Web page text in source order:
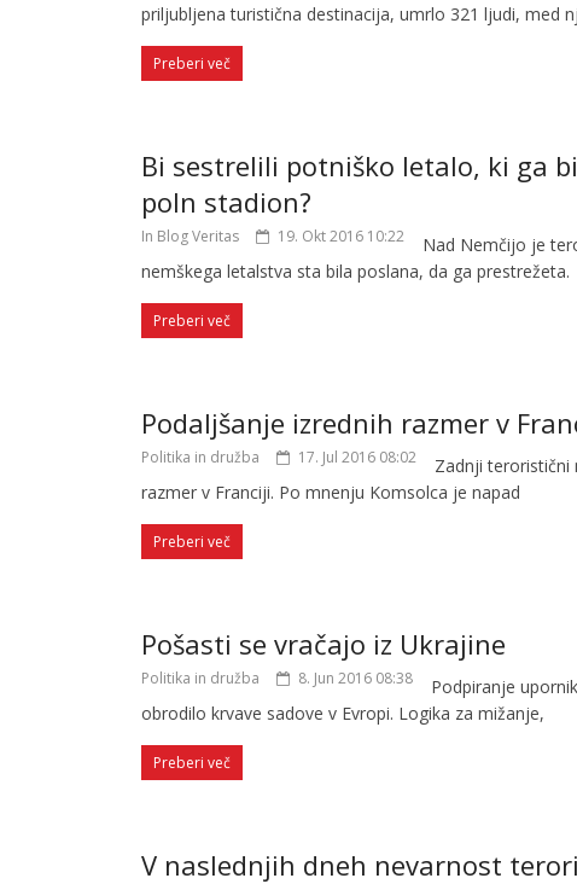
priljubljena turistična destinacija, umrlo 321 ljudi, med
Preberi več
Bi sestrelili potniško letalo, ki ga
poln stadion?
In Blog Veritas 19. Okt 2016 10:22
Nad Nemčijo je
nemškega letalstva sta bila poslana, da ga prestrežeta.
Preberi več
Podaljšanje izrednih razmer v
Politika in družba 17. Jul 2016 08:02
Zadnji teroristični
razmer v Franciji. Po mnenju Komsolca je napad
Preberi več
Pošasti se vračajo iz Ukrajine
Politika in družba 8. Jun 2016 08:38
Podpiranje
obrodilo krvave sadove v Evropi. Logika za mižanje,
Preberi več
V naslednjih dneh nevarnost